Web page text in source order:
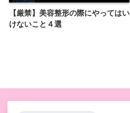
【厳禁】美容整形の際にやってはい
けないこと４選